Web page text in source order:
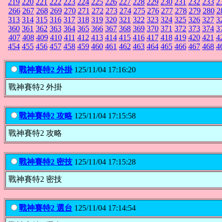
219 220 221 222 223 224 225 226 227 228 229 230 231 232 233
266 267 268 269 270 271 272 273 274 275 276 277 278 279 280
313 314 315 316 317 318 319 320 321 322 323 324 325 326 327
360 361 362 363 364 365 366 367 368 369 370 371 372 373 374
407 408 409 410 411 412 413 414 415 416 417 418 419 420 421
454 455 456 457 458 459 460 461 462 463 464 465 466 467 468
戰神賽特2 外掛125/11/04 17:16:20
戰神賽特2 外掛
戰神賽特2 攻略125/11/04 17:15:58
戰神賽特2 攻略
戰神賽特2 密技 125/11/04 17:15:28
戰神賽特2 密技
戰神賽特2 選台 125/11/04 17:14:54